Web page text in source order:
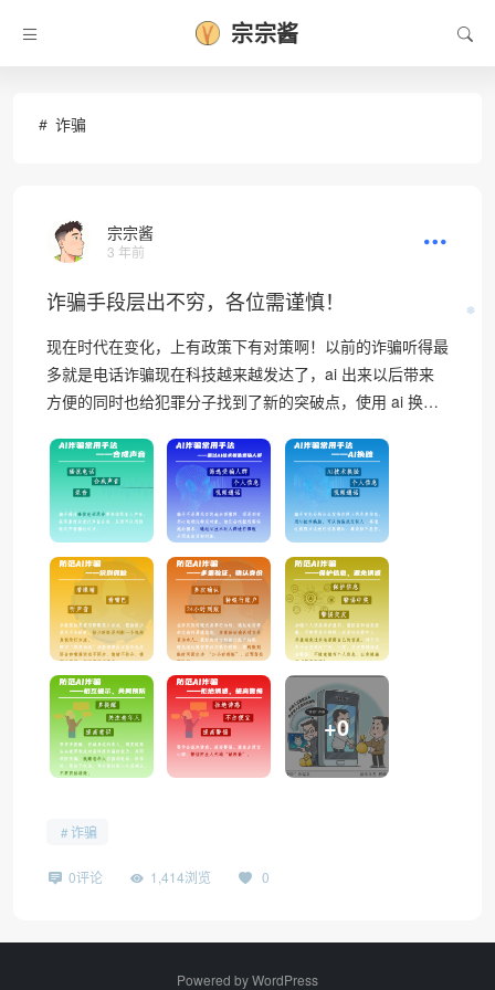
宗宗酱
诈骗
宗宗酱
3 年前
诈骗手段层出不穷，各位需谨慎！
现在时代在变化，上有政策下有对策啊！以前的诈骗听得最
多就是电话诈骗现在科技越来越发达了，ai 出来以后带来
方便的同时也给犯罪分子找到了新的突破点，使用 ai 换…
+0
诈骗
0评论 1,414浏览 0
Powered byWordPress